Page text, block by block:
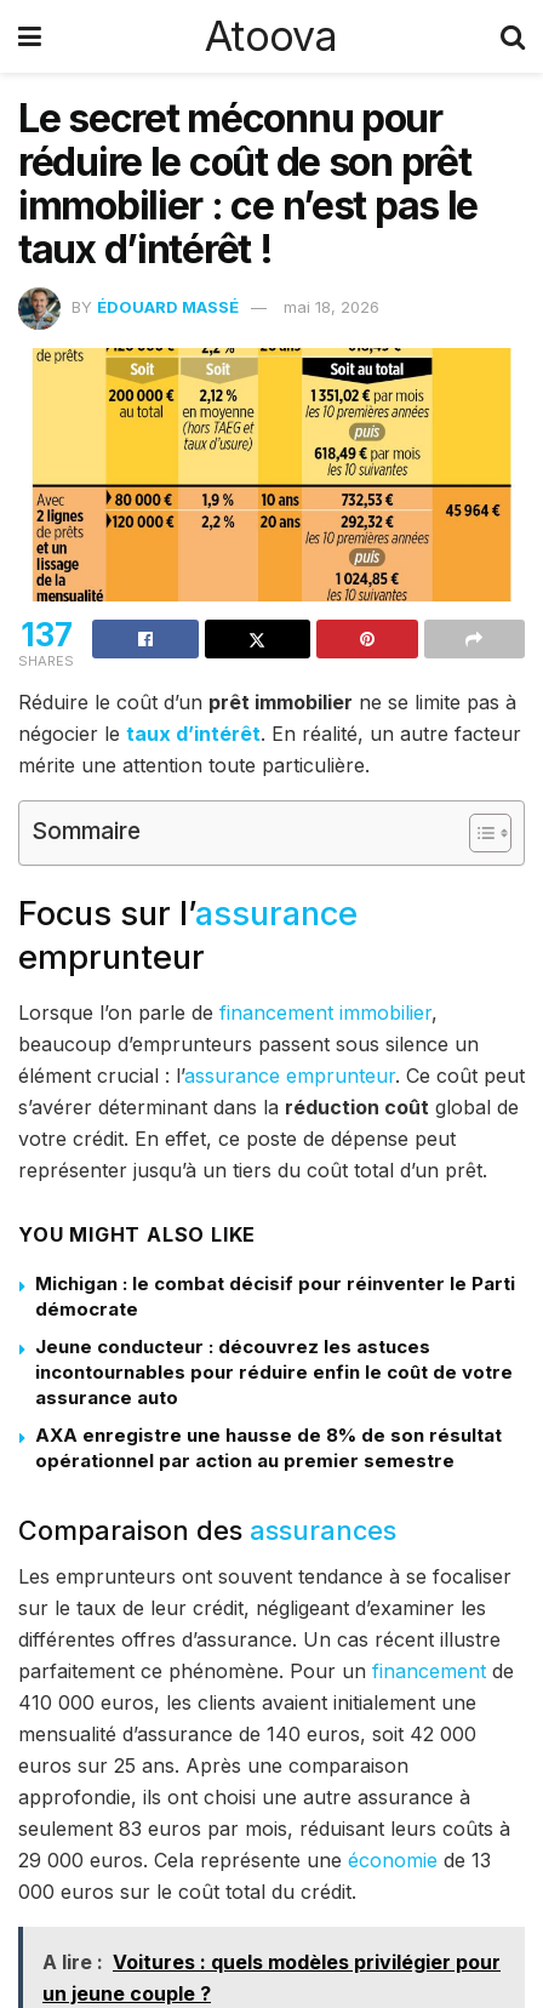
Atoova
Le secret méconnu pour
réduire le coût de son prêt
immobilier : ce n’est pas le
taux d’intérêt !
BY ÉDOUARD MASSÉ mai 18, 2026
137
SHARES
Réduire le coût d’un prêt immobilier ne se limite pas à
négocier le taux d’intérêt. En réalité, un autre facteur
mérite une attention toute particulière.
Sommaire
Focus sur l’assurance
emprunteur
Lorsque l’on parle de financement immobilier,
beaucoup d’emprunteurs passent sous silence un
élément crucial : l’assurance emprunteur. Ce coût peut
s’avérer déterminant dans la réduction coût global de
votre crédit. En effet, ce poste de dépense peut
représenter jusqu’à un tiers du coût total d’un prêt.
YOU MIGHT ALSO LIKE
Michigan : le combat décisif pour réinventer le Parti
démocrate
Jeune conducteur : découvrez les astuces
incontournables pour réduire enfin le coût de votre
assurance auto
AXA enregistre une hausse de 8% de son résultat
opérationnel par action au premier semestre
Comparaison des assurances
Les emprunteurs ont souvent tendance à se focaliser
sur le taux de leur crédit, négligeant d’examiner les
différentes offres d’assurance. Un cas récent illustre
parfaitement ce phénomène. Pour un financement de
410 000 euros, les clients avaient initialement une
mensualité d’assurance de 140 euros, soit 42 000
euros sur 25 ans. Après une comparaison
approfondie, ils ont choisi une autre assurance à
seulement 83 euros par mois, réduisant leurs coûts à
29 000 euros. Cela représente une économie de 13
000 euros sur le coût total du crédit.
A lire : Voitures : quels modèles privilégier pour
un jeune couple ?